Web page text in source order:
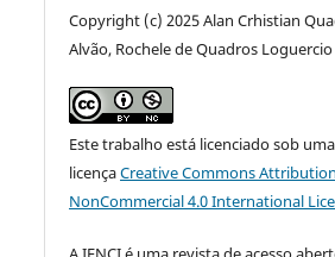
Copyright (c) 2025 Alan Crhistian
Alvão, Rochele de Quadros Loguercio
Este trabalho está licenciado sob uma
licençaCreative Commons
NonCommercial 4.0 International